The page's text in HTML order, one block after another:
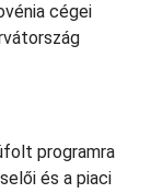
cégei
programra
és a piaci